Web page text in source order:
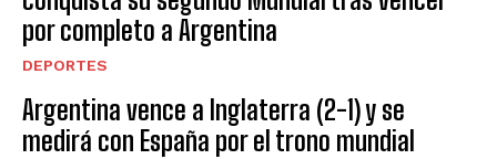
por completo a Argentina
DEPORTES
Argentina vence a Inglaterra (2-1) y se
medirá con España por el trono mundial